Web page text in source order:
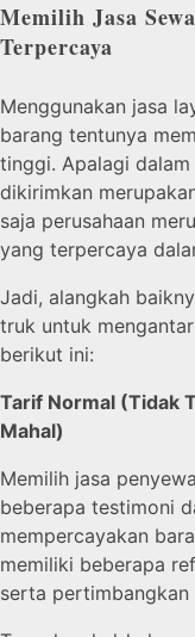
Memilih Jasa
Terpercaya
Menggunakan jasa
barang tentunya
tinggi. Apalagi
dikirimkan
saja perusahaan
yang terpercaya
Jadi, alangkah
truk untuk
berikut ini:
Tarif Normal (Tidak
Mahal)
Memilih jasa
beberapa testimoni
mempercayakan
memiliki beberapa
serta pertimbangkan